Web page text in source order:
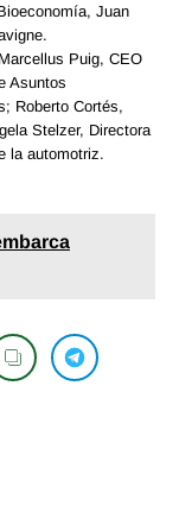
Juan
Puig, CEO
Asuntos
Roberto Cortés,
Stelzer, Directora
la automotriz.